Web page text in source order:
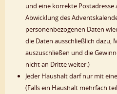
und eine korrekte Postadresse
Abwicklung des
personenbezogenen Daten
die Daten ausschließlich dazu,
auszuschließen und die
nicht an Dritte weiter.)
Jeder Haushalt darf nur mit
(Falls ein Haushalt mehrfach